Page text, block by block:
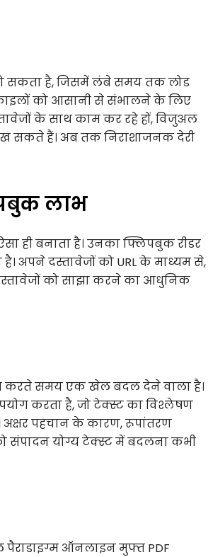
सकता है, जिसमें लंबे समय तक लोड
फाइलों को आसानी से संभालने के लिए
के साथ काम कर रहे हों, विजुअल
सकते हैं। अब तक निराशाजनक देरी
लाभ
ही बनाता है। उनका फ्लिपबुक रीडर
अपने दस्तावेजों को URL के माध्यम से,
को साझा करने का आधुनिक
करते समय एक खेल बदल देने वाला है।
करता है, जो टेक्स्ट का विश्लेषण
पहचान के कारण, रूपांतरण
संपादन योग्य टेक्स्ट में बदलना कभी
ऑनलाइन मुफ्त PDF